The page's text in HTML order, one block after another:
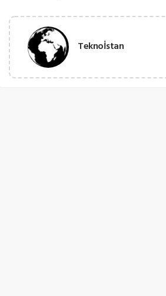
Teknoİstan